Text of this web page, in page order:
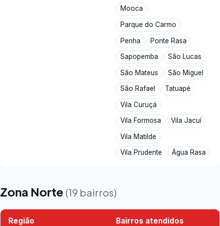
Mooca
Parque do Carmo
Penha Ponte Rasa
Sapopemba São Lucas
São Mateus São Miguel
São Rafael Tatuapé
Vila Curuçá
Vila Formosa Vila Jacuí
Vila Matilde
Vila Prudente Água Rasa
Zona Norte (19 bairros)
Região Bairros atendidos